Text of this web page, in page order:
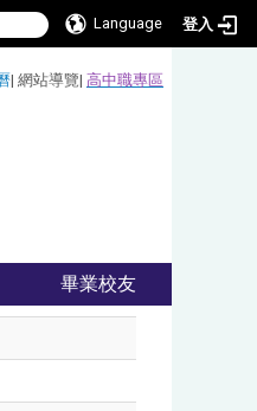
Language 登入
| 網站導覽| 高中職專區
畢業校友